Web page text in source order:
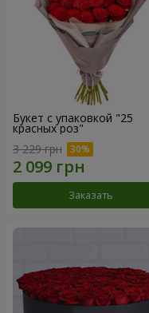
Букет с упаковкой "25
красных роз"
3 229 грн
Заказать